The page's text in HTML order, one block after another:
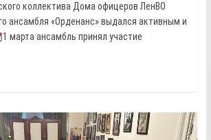
коллектива Дома офицеров ЛенВО
ансамбля «Орденанс» выдался активным и
1 марта ансамбль принял участие